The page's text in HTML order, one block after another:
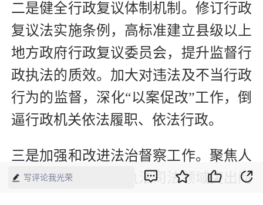
二是健全行政复议体制机制。修订行政
复议法实施条例，高标准建立县级以上
地方政府行政复议委员会，提升监督行
政执法的质效。加大对违法及不当行政
行为的监督，深化“以案促改”工作，倒
逼行政机关依法履职、依法行政。
三是加强和改进法治督察工作。聚焦人
民群众反映强烈的执法司法领域突出问
写评论我光荣